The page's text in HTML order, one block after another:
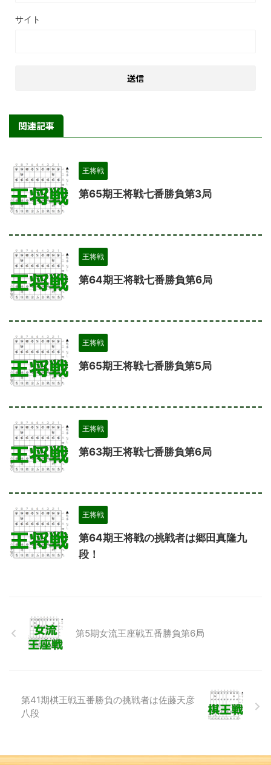
サイト
関連記事
王将戦
第65期王将戦七番勝負第3局
王将戦
第64期王将戦七番勝負第6局
王将戦
第65期王将戦七番勝負第5局
王将戦
第63期王将戦七番勝負第6局
王将戦
第64期王将戦の挑戦者は郷田真隆九
段！
第5期女流王座戦五番勝負第6局
第41期棋王戦五番勝負の挑戦者は佐藤天彦
八段